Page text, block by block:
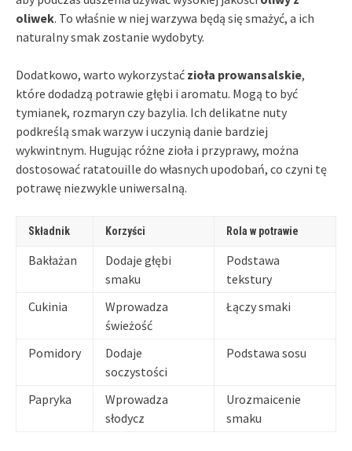
oliwek. To właśnie w niej warzywa będą się smażyć, a ich
naturalny smak zostanie wydobyty.
Dodatkowo, warto wykorzystać zioła prowansalskie,
które dodadzą potrawie głębi i aromatu. Mogą to być
tymianek, rozmaryn czy bazylia. Ich delikatne nuty
podkreślą smak warzyw i uczynią danie bardziej
wykwintnym. Hugując różne zioła i przyprawy, można
dostosować ratatouille do własnych upodobań, co czyni tę
potrawę niezwykle uniwersalną.
Składnik Korzyści Rola w potrawie
Bakłażan
Dodaje głębi
smaku
Podstawa
tekstury
Cukinia
Wprowadza
świeżość
Łączy smaki
Pomidory
Dodaje
soczystości
Podstawa sosu
Papryka
Wprowadza
słodycz
Urozmaicenie
smaku